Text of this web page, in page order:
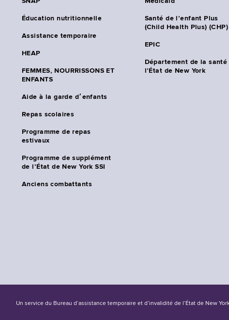
Éducation nutritionnelle
Assistance temporaire
HEAP
FEMMES, NOURRISSONS ET
ENFANTS
Aide à la garde d׳enfants
Repas scolaires
Programme de repas
estivaux
Programme de supplément
de l’État de New York SSI
Anciens combattants
Santé de l’enfant Plus
(Child Health Plus) (CHP)
EPIC
Département de la santé
l’État de New York
Un service du Bureau d’assistance temporaire et d’invalidité de l’État de New